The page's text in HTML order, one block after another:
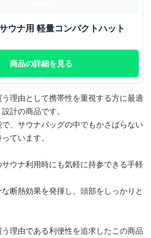
ウナ用 軽量コンパクトハット
商品の詳細を見る
理由として携帯性を重視する方に最適
計の商品です。
、サウナバッグの中でもかさばらない
ています。
ウナ利用時にも気軽に持参できる手軽
断熱効果を発揮し、頭部をしっかりと
理由である利便性を追求したこの商品